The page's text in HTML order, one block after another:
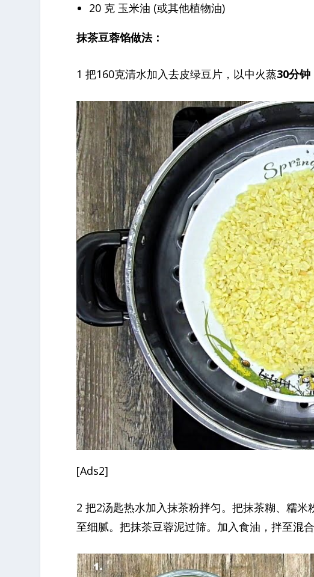
20 克 玉米油 (或其他植物油)
抹茶豆蓉馅做法：
1 把160克清水加入去皮绿豆片，以中火蒸30分钟
[Ads2]
2 把2汤匙热水加入抹茶粉拌匀。把抹茶糊、糯
至细腻。把抹茶豆蓉泥过筛。加入食油，拌至混合